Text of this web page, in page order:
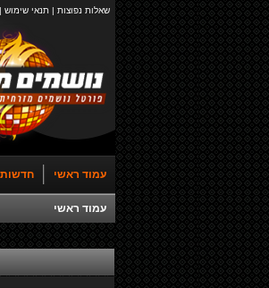
שאלות נפוצות | תנאי שימוש |
עמוד ראשי
עמוד ראשי